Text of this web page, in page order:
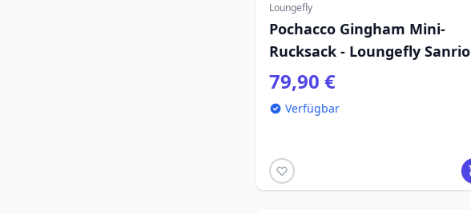
Loungefly
Pochacco Gingham Mini-
Rucksack - Loungefly Sanrio
79,90 €
Verfügbar